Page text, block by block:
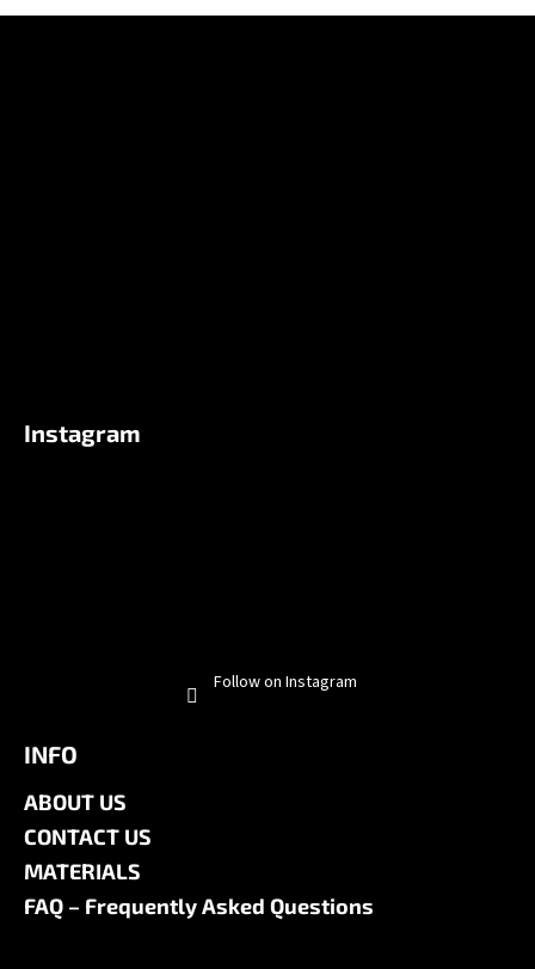
Instagram
Follow on Instagram
INFO
ABOUT US
CONTACT US
MATERIALS
FAQ – Frequently Asked Questions